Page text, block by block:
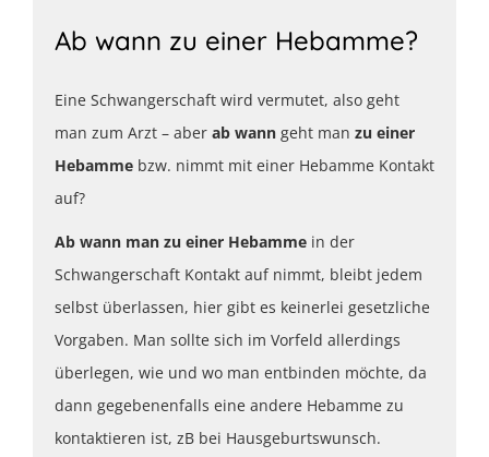
Ab wann zu einer Hebamme?
Eine Schwangerschaft wird vermutet, also geht
man zum Arzt – aber ab wann geht man zu einer
Hebamme bzw. nimmt mit einer Hebamme Kontakt
auf?
Ab wann man zu einer Hebamme in der
Schwangerschaft Kontakt auf nimmt, bleibt jedem
selbst überlassen, hier gibt es keinerlei gesetzliche
Vorgaben. Man sollte sich im Vorfeld allerdings
überlegen, wie und wo man entbinden möchte, da
dann gegebenenfalls eine andere Hebamme zu
kontaktieren ist, zB bei Hausgeburtswunsch.